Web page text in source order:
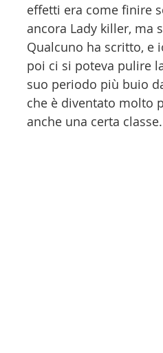
effetti era come finire
ancora Lady killer, ma
Qualcuno ha scritto, e
poi ci si poteva pulire
suo periodo più buio
che è diventato molto
anche una certa